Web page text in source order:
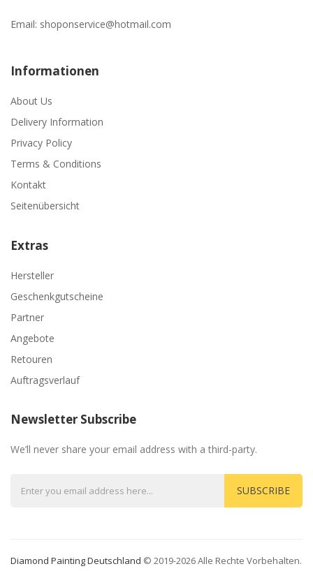
Email: shoponservice@hotmail.com
Informationen
About Us
Delivery Information
Privacy Policy
Terms & Conditions
Kontakt
Seitenübersicht
Extras
Hersteller
Geschenkgutscheine
Partner
Angebote
Retouren
Auftragsverlauf
Newsletter Subscribe
We’ll never share your email address with a third-party.
SUBSCRIBE
Diamond Painting Deutschland © 2019-2026 Alle Rechte Vorbehalten.